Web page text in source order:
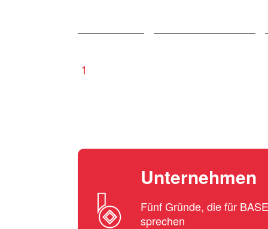
1
Unternehmen
Fünf Gründe, die für
sprechen